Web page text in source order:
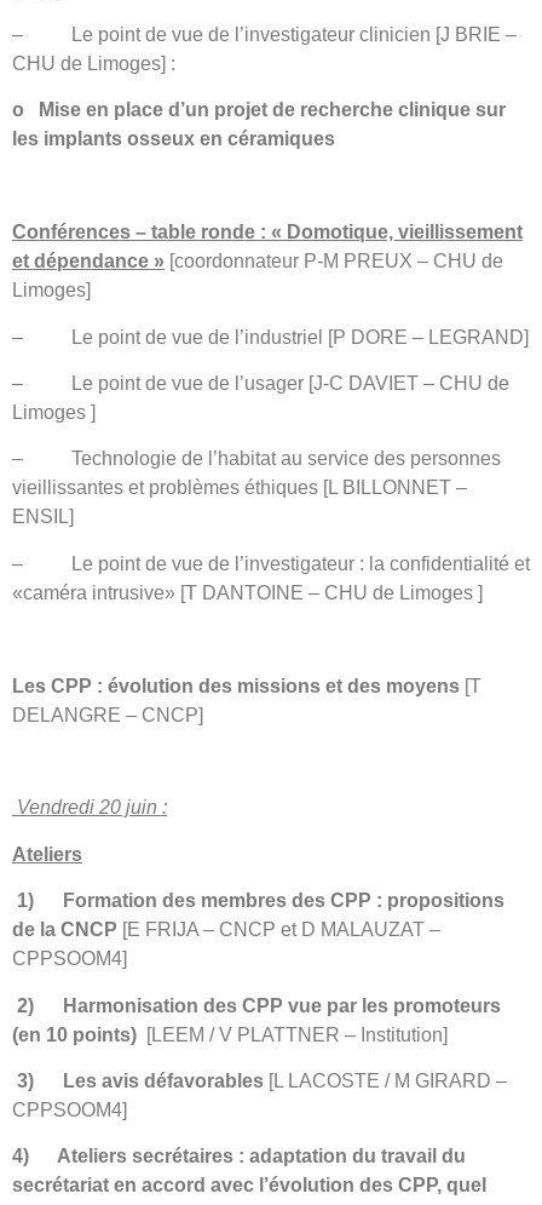
–
Le point de vue de l’investigateur clinicien [J BRIE –
CHU de Limoges] :
o Mise en place d’un projet de recherche clinique sur
les implants osseux en céramiques
Conférences – table ronde : « Domotique, vieillissement
et dépendance » [coordonnateur P-M PREUX – CHU de
Limoges]
– Le point de vue de l’industriel [P DORE – LEGRAND]
–
Le point de vue de l’usager [J-C DAVIET – CHU de
Limoges ]
–
Technologie de l’habitat au service des personnes
vieillissantes et problèmes éthiques [L BILLONNET –
ENSIL]
–
Le point de vue de l’investigateur : la confidentialité et
«caméra intrusive» [T DANTOINE – CHU de Limoges ]
Les CPP : évolution des missions et des moyens [T
DELANGRE – CNCP]
Vendredi 20 juin :
Ateliers
1)
Formation des membres des CPP : propositions
de la CNCP [E FRIJA – CNCP et D MALAUZAT –
CPPSOOM4]
2)
Harmonisation des CPP vue par les promoteurs
(en 10 points) [LEEM / V PLATTNER – Institution]
3) Les avis défavorables [L LACOSTE / M GIRARD –
CPPSOOM4]
4) Ateliers secrétaires : adaptation du travail du
secrétariat en accord avec l’évolution des CPP, quel